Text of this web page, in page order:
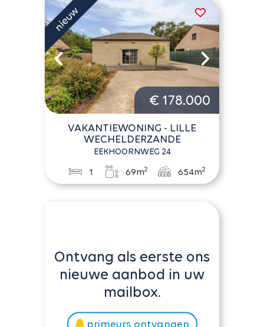
€ 178.000
VAKANTIEWONING - LILLE
WECHELDERZANDE
EEKHOORNWEG 24
1 69m2 654m2
Ontvang als eerste ons
nieuwe aanbod in uw
mailbox
primeurs ontvangen